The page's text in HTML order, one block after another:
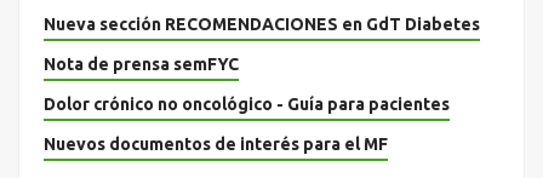
Nueva sección RECOMENDACIONES en GdT Diabetes
Nota de prensa semFYC
Dolor crónico no oncológico - Guía para pacientes
Nuevos documentos de interés para el MF